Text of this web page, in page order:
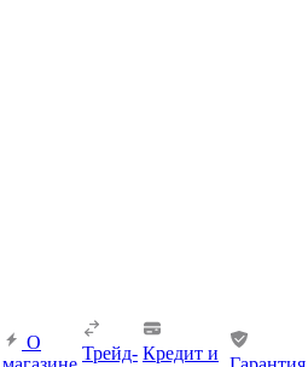
О
Трейд- Кредит и